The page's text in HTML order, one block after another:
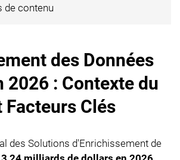
de contenu
des Données
2026 : Contexte du
Facteurs Clés
des Solutions d'Enrichissement de